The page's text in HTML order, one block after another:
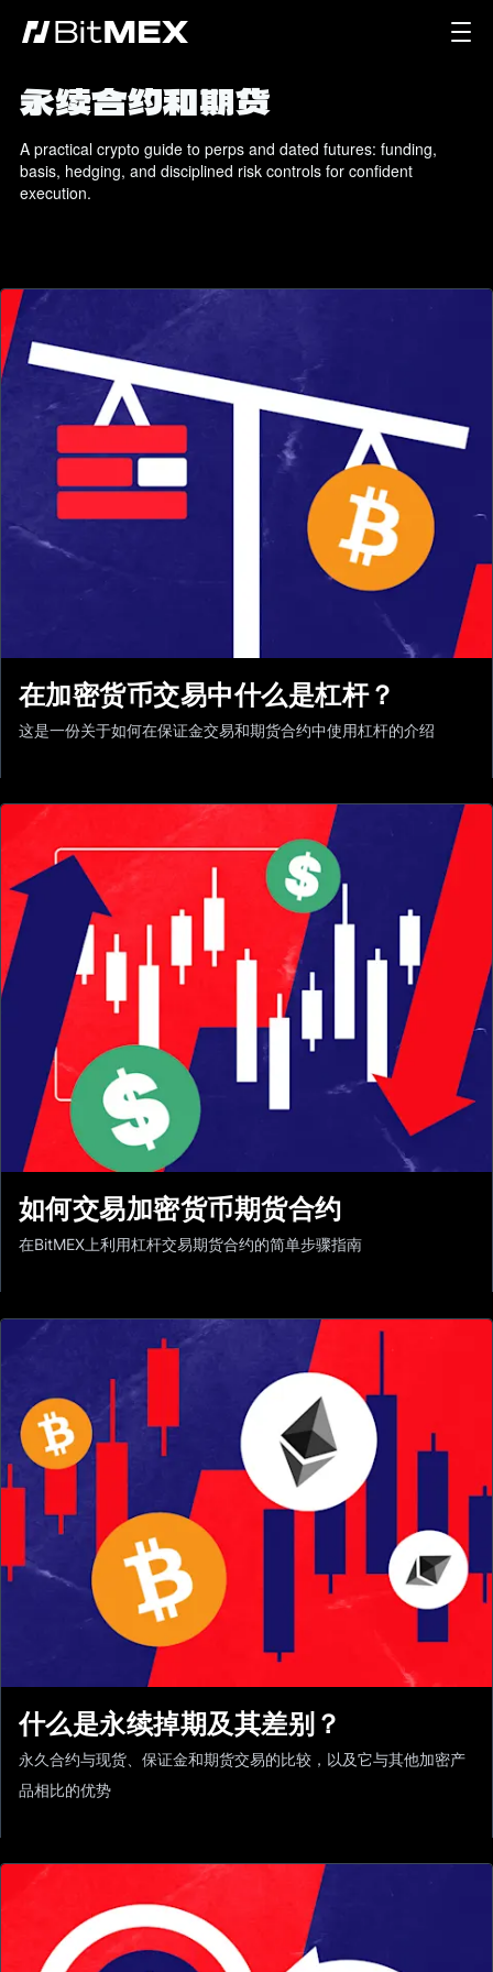
永续合约和期货
A practical crypto guide to perps and dated futures: funding,
basis, hedging, and disciplined risk controls for confident
execution.
在加密货币交易中什么是杠杆？
这是一份关于如何在保证金交易和期货合约中使用杠杆的介绍
如何交易加密货币期货合约
在BitMEX上利用杠杆交易期货合约的简单步骤指南
什么是永续掉期及其差别？
永久合约与现货、保证金和期货交易的比较，以及它与其他加密产
品相比的优势